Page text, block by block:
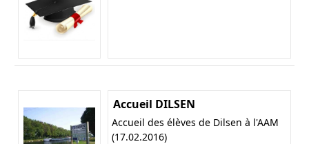
Accueil DILSEN
Accueil des élèves de Dilsen à l'AAM
(17.02.2016)